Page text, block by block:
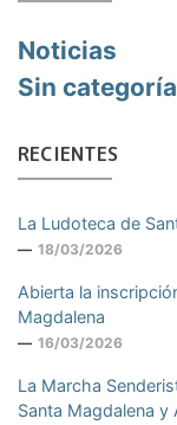
Noticias
Sin categoría
RECIENTES
La Ludoteca de
18/03/2026
Abierta la
Magdalena
16/03/2026
La Marcha
Santa Magdalena y